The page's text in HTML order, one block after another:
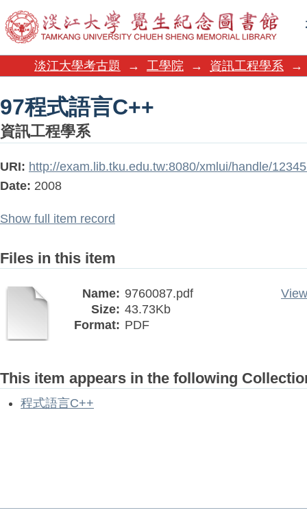
97程式語言C++
淡江大學考古題 → 工學院 → 資訊工程學系 →
97程式語言C++
資訊工程學系
URI: http://exam.lib.tku.edu.tw:8080/xmlui/handle/
Date: 2008
Show full item record
Files in this item
Name: 9760087.pdf
Size: 43.73Kb
Format: PDF
This item appears in the following
程式語言C++